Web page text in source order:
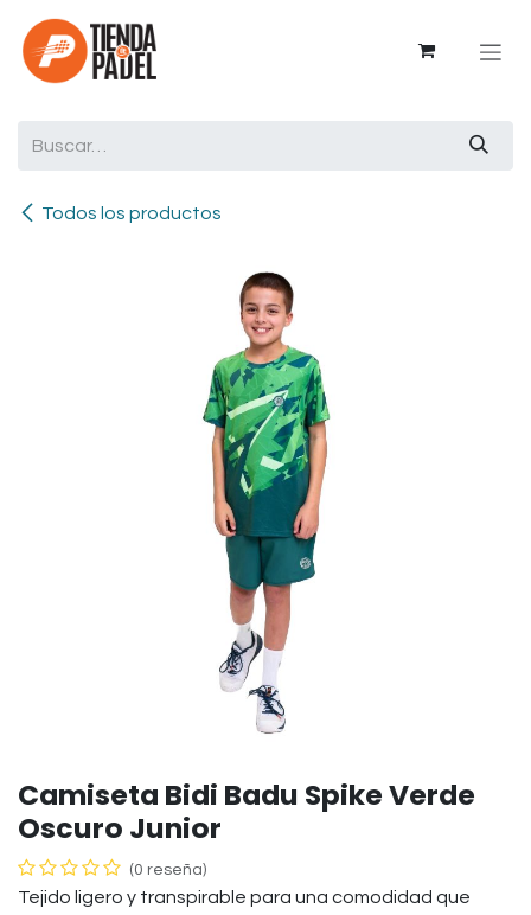
Ir al contenido
Todos los productos
Camiseta Bidi Badu Spike Verde
Oscuro Junior
(0 reseña)
Tejido ligero y transpirable para una comodidad que